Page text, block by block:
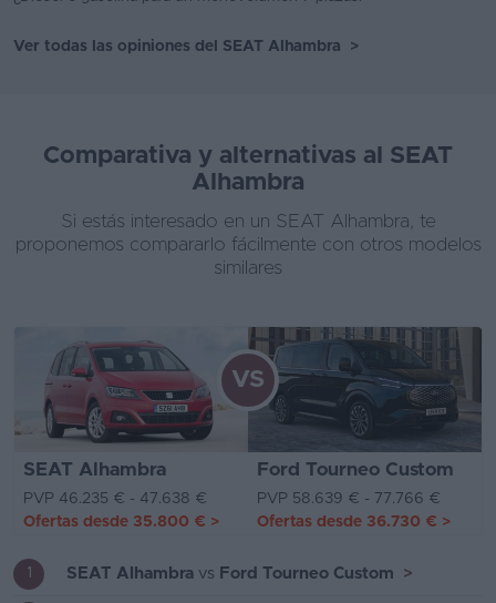
Ver todas las opiniones del SEAT Alhambra >
Comparativa y alternativas al SEAT
Alhambra
Si estás interesado en un SEAT Alhambra, te
proponemos compararlo fácilmente con otros modelos
similares
SEAT Alhambra Ford Tourneo Custom
VS
PVP 46.235 € - 47.638 €
PVP 58.639 € - 77.766 €
Ofertas desde 35.800 € > Ofertas desde 36.730 € >
1 SEAT Alhambra vs Ford Tourneo Custom >